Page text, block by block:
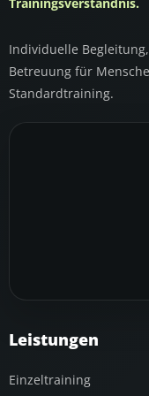
Individuelle
Betreuung für
Standardtraining.
Leistungen
Einzeltraining